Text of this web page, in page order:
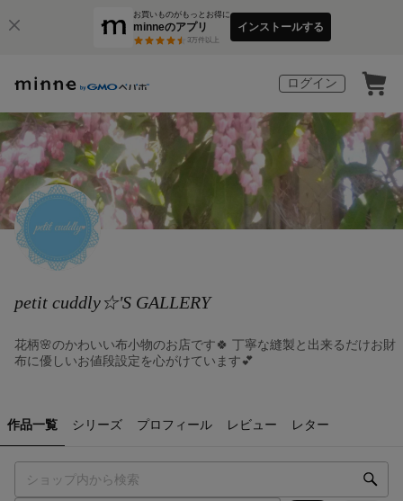
お買いものがもっとお得に
minneのアプリ
3万件以上
インストールする
ログイン
petit cuddly☆'S GALLERY
花柄🌸のかわいい布小物のお店です🍀 丁寧な縫製と出来るだけお財
布に優しいお値段設定を心がけています💕
作品一覧 シリーズ プロフィール レビュー レター